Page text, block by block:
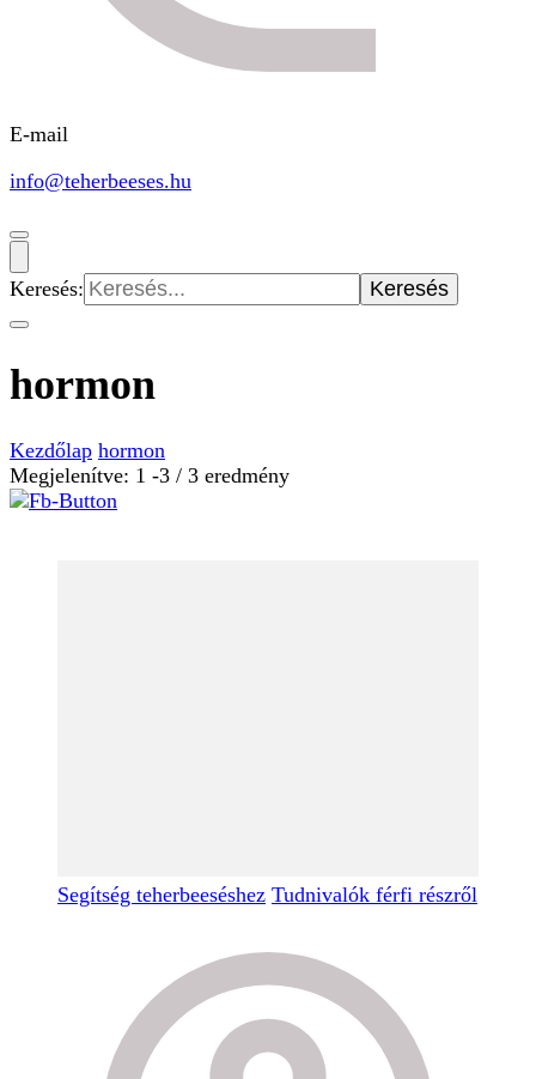
E-mail
info@teherbeeses.hu
Keresés:
hormon
Kezdőlap hormon
Megjelenítve: 1 -3 / 3 eredmény
Segítség teherbeeséshez Tudnivalók férfi részről